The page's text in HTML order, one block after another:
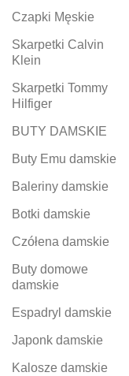
Czapki Męskie
Skarpetki Calvin
Klein
Skarpetki Tommy
Hilfiger
BUTY DAMSKIE
Buty Emu damskie
Baleriny damskie
Botki damskie
Czółena damskie
Buty domowe
damskie
Espadryl damskie
Japonk damskie
Kalosze damskie